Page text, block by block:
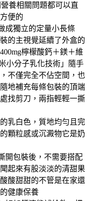
養相關問題都可以直
便的
成獨立的定量小長條
的主視覺延續了外盒的
檸檬酸鈣＋鎂＋維
小分子乳化技術」隨手
不僅完全不佔空間，也
地補充每條包裝的頂端
找剪刀，兩指輕輕一撕
乳白色，質地均勻且完
顆粒感或沉澱物它是奶
開包裝後，不需要搭配
起來有股淡淡的清甜果
酸甜甜的不管是在家還
健康保養